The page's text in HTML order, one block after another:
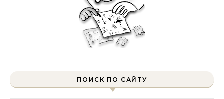
ПОИСК ПО САЙТУ